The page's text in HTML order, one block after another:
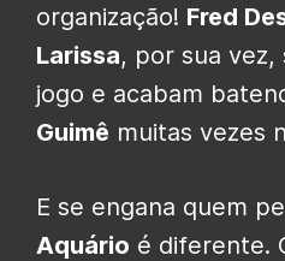
organização! Fred
Larissa, por sua vez,
jogo e acabam
Guimê muitas vezes
E se engana quem
Aquário é diferente.